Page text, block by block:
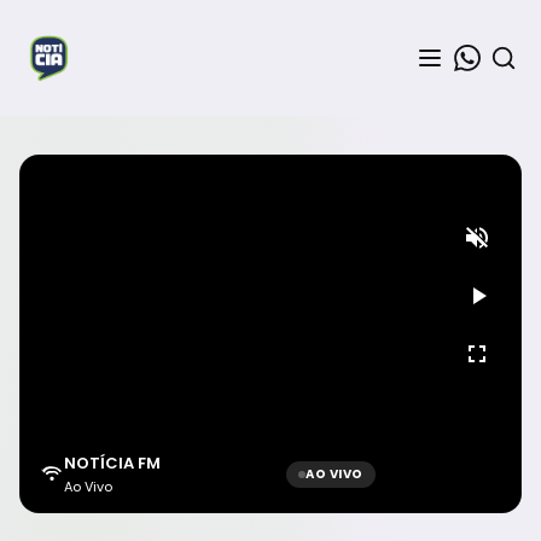
NOTÍCIA FM
Ao Vivo
AO VIVO